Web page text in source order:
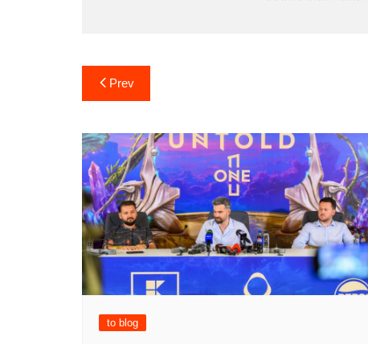
Post
navigation
Prev
to blog